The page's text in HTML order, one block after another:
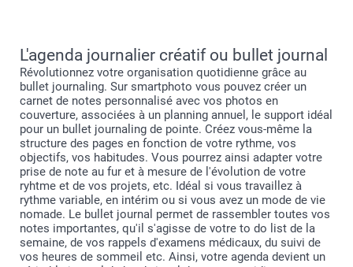
L'agenda journalier créatif ou bullet journal
Révolutionnez votre organisation quotidienne grâce au
bullet journaling. Sur smartphoto vous pouvez créer un
carnet de notes personnalisé avec vos photos en
couverture, associées à un planning annuel, le support idéal
pour un bullet journaling de pointe. Créez vous-même la
structure des pages en fonction de votre rythme, vos
objectifs, vos habitudes. Vous pourrez ainsi adapter votre
prise de note au fur et à mesure de l'évolution de votre
ryhtme et de vos projets, etc. Idéal si vous travaillez à
rythme variable, en intérim ou si vous avez un mode de vie
nomade. Le bullet journal permet de rassembler toutes vos
notes importantes, qu'il s'agisse de votre to do list de la
semaine, de vos rappels d'examens médicaux, du suivi de
vos heures de sommeil etc. Ainsi, votre agenda devient un